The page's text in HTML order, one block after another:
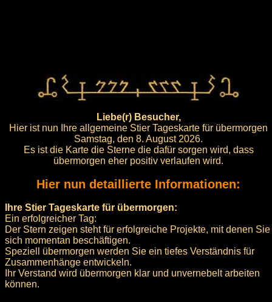
Liebe(r) Besucher,
Hier ist nun Ihre allgemeine Stier Tageskarte für übermorgen
Samstag, den 8. August 2026.
Es ist die Karte die Sterne die dafür sorgen wird, dass
übermorgen eher positiv verlaufen wird.
Hier nun detaillierte Informationen:
Ihre Stier Tageskarte für übermorgen:
Ein erfolgreicher Tag:
Der Stern zeigen steht für erfolgreiche Projekte, mit denen Sie
sich momentan beschäftigen.
Speziell übermorgen werden Sie ein tiefes Verständnis für
Zusammenhänge entwickeln.
Ihr Verstand wird übermorgen klar und unvernebelt arbeiten
können.